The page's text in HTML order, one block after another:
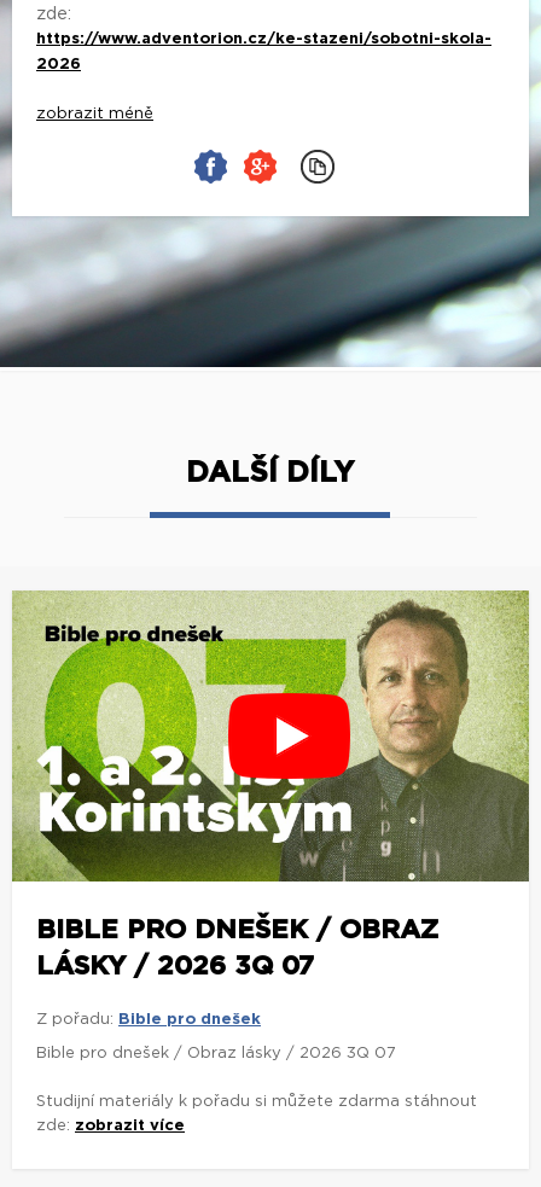
zde:
https://www.adventorion.cz/ke-stazeni/sobotni-skola-
2026
zobrazit méně
DALŠÍ DÍLY
BIBLE PRO DNEŠEK / OBRAZ
LÁSKY / 2026 3Q 07
Z pořadu: Bible pro dnešek
Bible pro dnešek / Obraz lásky / 2026 3Q 07
Studijní materiály k pořadu si můžete zdarma stáhnout
zde: zobrazit více